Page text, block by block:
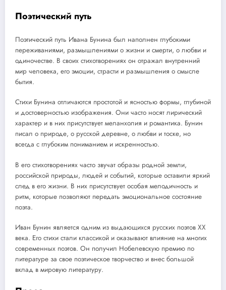
Поэтический путь
Поэтический путь Ивана Бунина был наполнен глубокими
переживаниями, размышлениями о жизни и смерти, о любви и
одиночестве. В своих стихотворениях он отражал внутренний
мир человека, его эмоции, страсти и размышления о смысле
бытия.
Стихи Бунина отличаются простотой и ясностью формы, глубиной
и достоверностью изображения. Они часто носят лирический
характер и в них присутствует меланхолия и романтика. Бунин
писал о природе, о русской деревне, о любви и тоске, но
всегда с глубоким пониманием и искренностью.
В его стихотворениях часто звучат образы родной земли,
российской природы, людей и событий, которые оставили яркий
след в его жизни. В них присутствует особая мелодичность и
ритм, которые позволяют передать эмоциональное состояние
поэта.
Иван Бунин является одним из выдающихся русских поэтов XX
века. Его стихи стали классикой и оказывают влияние на многих
современных поэтов. Он получил Нобелевскую премию по
литературе за свое поэтическое творчество и внес большой
вклад в мировую литературу.